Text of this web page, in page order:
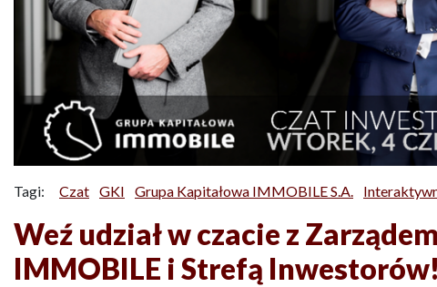
Tagi: Czat GKI Grupa Kapitałowa IMMOBILE S.A.
Weź udział w czacie z
IMMOBILE i Strefą Inwestorów!